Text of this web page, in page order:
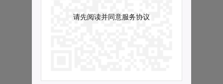
请先阅读并同意服务协议